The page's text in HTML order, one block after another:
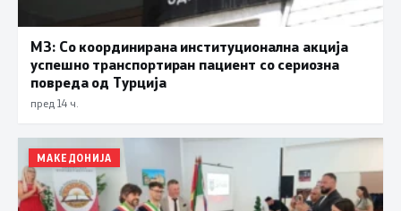
МЗ: Со координирана институционална акција
успешно транспортиран пациент со сериозна
повреда од Турција
пред 14 ч.
МАКЕДОНИЈА